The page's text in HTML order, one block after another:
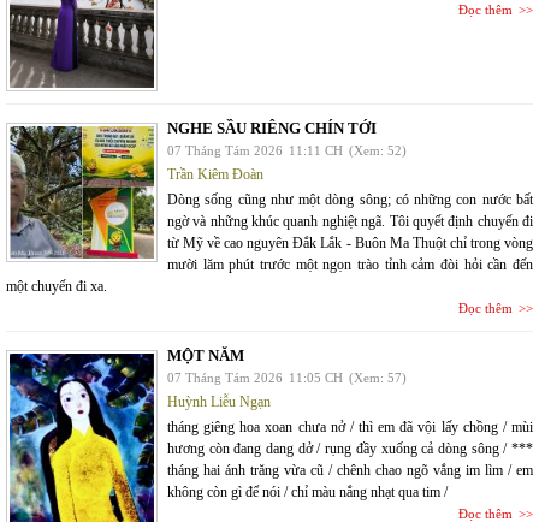
Đọc thêm
NGHE SẦU RIÊNG CHÍN TỚI
07 Tháng Tám 2026 11:11 CH (Xem: 52)
Trần Kiêm Đoàn
Dòng sống cũng như một dòng sông; có những con nước bất
ngờ và những khúc quanh nghiệt ngã. Tôi quyết định chuyến đi
từ Mỹ về cao nguyên Đắk Lắk - Buôn Ma Thuột chỉ trong vòng
mười lăm phút trước một ngọn trào tỉnh cảm đòi hỏi cần đến
một chuyến đi xa.
Đọc thêm
MỘT NĂM
07 Tháng Tám 2026 11:05 CH (Xem: 57)
Huỳnh Liễu Ngạn
tháng giêng hoa xoan chưa nở / thì em đã vội lấy chồng / mùi
hương còn đang dang dở / rụng đầy xuống cả dòng sông / ***
tháng hai ánh trăng vừa cũ / chênh chao ngõ vắng im lìm / em
không còn gì để nói / chỉ màu nắng nhạt qua tim /
Đọc thêm